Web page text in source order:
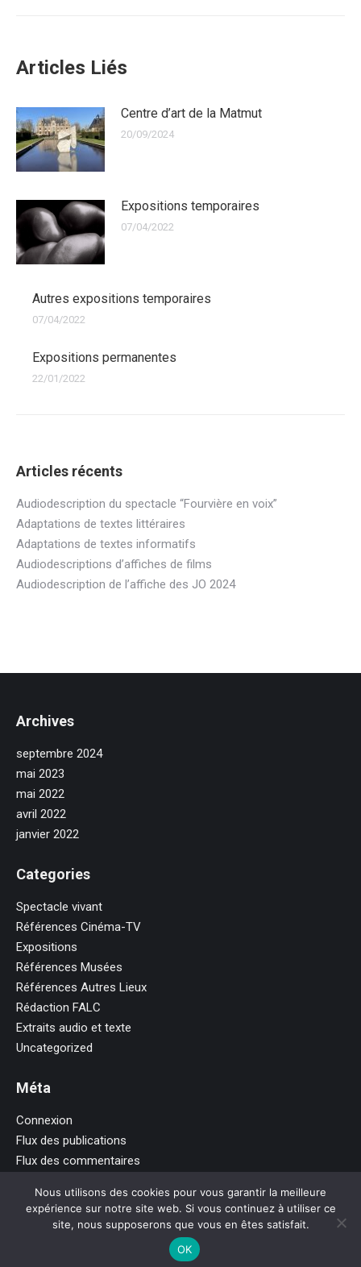
Articles Liés
Centre d’art de la Matmut
20/09/2024
Expositions temporaires
07/04/2022
Autres expositions temporaires
07/04/2022
Expositions permanentes
22/01/2022
Articles récents
Audiodescription du spectacle “Fourvière en voix”
Adaptations de textes littéraires
Adaptations de textes informatifs
Audiodescriptions d’affiches de films
Audiodescription de l’affiche des JO 2024
Archives
septembre 2024
mai 2023
mai 2022
avril 2022
janvier 2022
Categories
Spectacle vivant
Références Cinéma-TV
Expositions
Références Musées
Références Autres Lieux
Rédaction FALC
Extraits audio et texte
Uncategorized
Méta
Connexion
Flux des publications
Flux des commentaires
© Cécile Mathias - Audiodescriptrice
Nous utilisons des cookies pour vous garantir la meilleure
expérience sur notre site web. Si vous continuez à utiliser ce
site, nous supposerons que vous en êtes satisfait.
OK